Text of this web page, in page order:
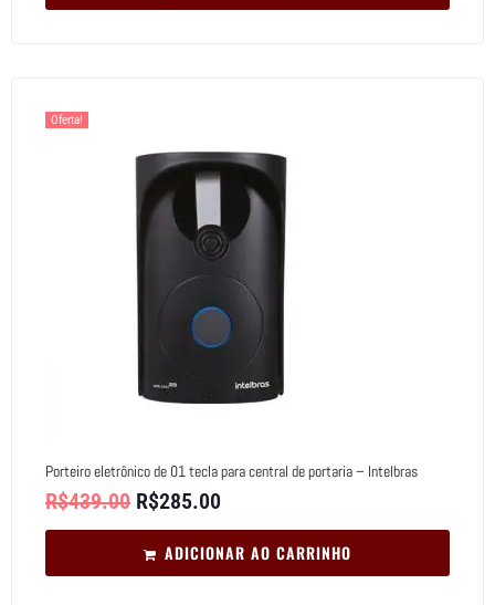
Oferta!
Porteiro eletrônico de 01 tecla para central de portaria – Intelbras
R$439.00 R$285.00
ADICIONAR AO CARRINHO